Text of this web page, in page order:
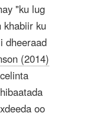
"ku lug
khabiir ku
dheeraad
(2014)
oo